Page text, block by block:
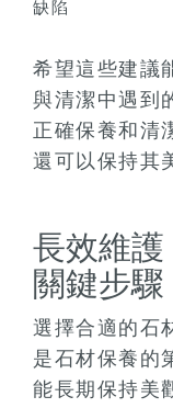
缺陷
希望這些建議
與清潔中遇到
正確保養和清
還可以保持其
長效維護
關鍵步驟
選擇合適的石
是石材保養的
能長期保持美